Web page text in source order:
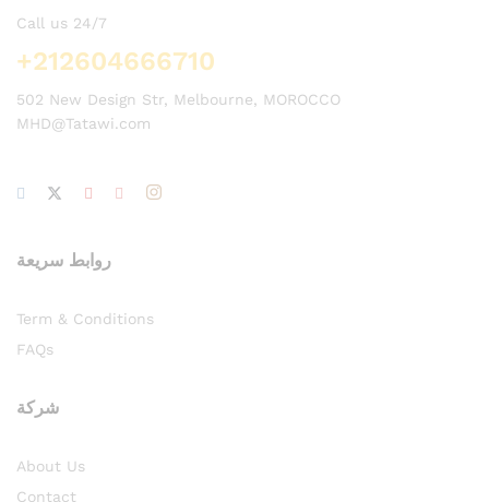
Call us 24/7
+212604666710
502 New Design Str, Melbourne, MOROCCO
MHD@Tatawi.com
روابط سريعة
Term & Conditions
FAQs
شركة
About Us
Contact